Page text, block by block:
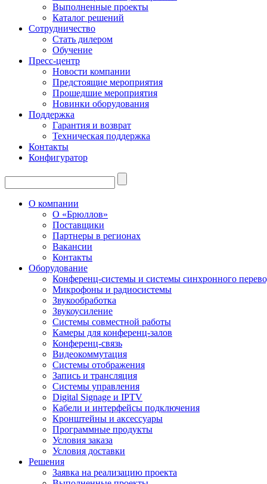
Выполненные проекты
Каталог решений
Сотрудничество
Стать дилером
Обучение
Пресс-центр
Новости компании
Предстоящие мероприятия
Прошедшие мероприятия
Новинки оборудования
Поддержка
Гарантия и возврат
Техническая поддержка
Контакты
Конфигуратор
О компании
О «Брюллов»
Поставщики
Партнеры в регионах
Вакансии
Контакты
Оборудование
Конференц-системы и системы синхронного
Микрофоны и радиосистемы
Звукообработка
Звукоусиление
Системы совместной работы
Камеры для конференц-залов
Конференц-связь
Видеокоммутация
Системы отображения
Запись и трансляция
Системы управления
Digital Signage и IPTV
Кабели и интерфейсы подключения
Кронштейны и аксессуары
Программные продукты
Условия заказа
Условия доставки
Решения
Заявка на реализацию проекта